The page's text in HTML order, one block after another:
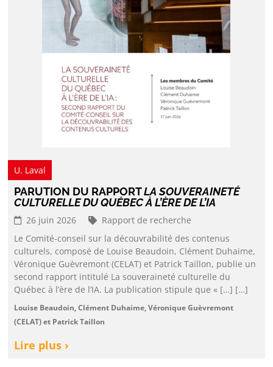
U. Laval
PARUTION DU RAPPORTLA SOUVERAINETÉ
CULTURELLE DU QUÉBEC À L’ÈRE DE L’IA
26 juin 2026
Rapport de recherche
Le Comité-conseil sur la découvrabilité des contenus
culturels, composé de Louise Beaudoin, Clément Duhaime,
Véronique Guèvremont (CELAT) et Patrick Taillon, publie un
second rapport intitulé La souveraineté culturelle du
Québec à l’ère de l’IA. La publication stipule que « […] […]
Louise Beaudoin, Clément Duhaime, Véronique Guèvremont
(CELAT) et Patrick Taillon
Lire plus ›